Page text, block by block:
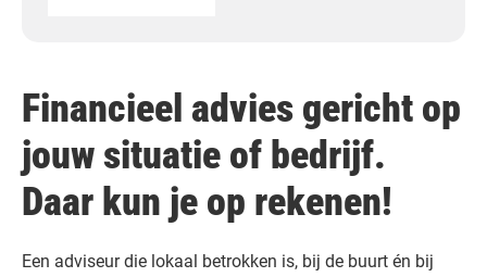
Financieel advies gericht op
jouw situatie of bedrijf.
Daar kun je op rekenen!
Een adviseur die lokaal betrokken is, bij de buurt én bij